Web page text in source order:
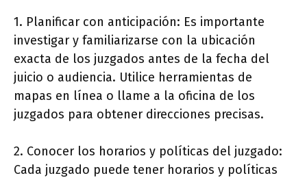
1. Planificar con anticipación: Es importante
investigar y familiarizarse con la ubicación
exacta de los juzgados antes de la fecha del
juicio o audiencia. Utilice herramientas de
mapas en línea o llame a la oficina de los
juzgados para obtener direcciones precisas.
2. Conocer los horarios y políticas del juzgado:
Cada juzgado puede tener horarios y políticas